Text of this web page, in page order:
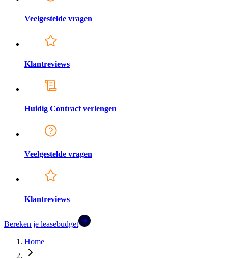
Veelgestelde vragen
Klantreviews
Huidig Contract verlengen
Veelgestelde vragen
Klantreviews
Bereken je leasebudget
Home